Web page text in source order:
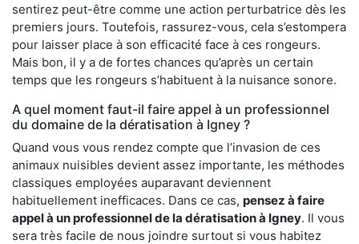
sentirez peut-être comme une action perturbatrice dès les
premiers jours. Toutefois, rassurez-vous, cela s’estompera
pour laisser place à son efficacité face à ces rongeurs.
Mais bon, il y a de fortes chances qu’après un certain
temps que les rongeurs s’habituent à la nuisance sonore.
A quel moment faut-il faire appel à un professionnel
du domaine de la dératisation à Igney ?
Quand vous vous rendez compte que l’invasion de ces
animaux nuisibles devient assez importante, les méthodes
classiques employées auparavant deviennent
habituellement inefficaces. Dans ce cas, pensez à faire
appel à un professionnel de la dératisation à Igney. Il vous
sera très facile de nous joindre surtout si vous habitez